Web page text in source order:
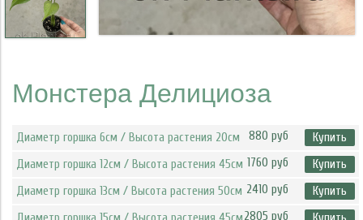
Монстера Делициоза
Диаметр горшка 6см / Высота растения 20см 880 руб
Купить
Диаметр горшка 12см / Высота растения 45см 1760 руб
Купить
Диаметр горшка 13см / Высота растения 50см 2410 руб
Купить
2805 руб